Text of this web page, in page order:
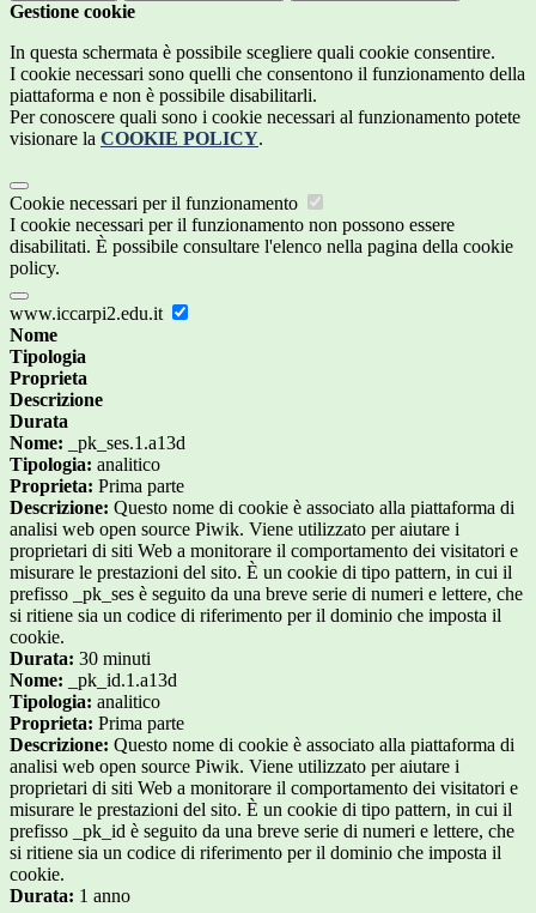
Gestione cookie
In questa schermata è possibile scegliere quali cookie consentire.
I cookie necessari sono quelli che consentono il funzionamento della
piattaforma e non è possibile disabilitarli.
Per conoscere quali sono i cookie necessari al funzionamento potete
visionare la COOKIE POLICY.
Cookie necessari per il funzionamento
I cookie necessari per il funzionamento non possono essere
disabilitati. È possibile consultare l'elenco nella pagina della cookie
policy.
www.iccarpi2.edu.it
Nome
Tipologia
Proprieta
Descrizione
Durata
Nome: _pk_ses.1.a13d
Tipologia: analitico
Proprieta: Prima parte
Descrizione: Questo nome di cookie è associato alla piattaforma di
analisi web open source Piwik. Viene utilizzato per aiutare i
proprietari di siti Web a monitorare il comportamento dei visitatori e
misurare le prestazioni del sito. È un cookie di tipo pattern, in cui il
prefisso _pk_ses è seguito da una breve serie di numeri e lettere, che
si ritiene sia un codice di riferimento per il dominio che imposta il
cookie.
Durata: 30 minuti
Nome: _pk_id.1.a13d
Tipologia: analitico
Proprieta: Prima parte
Descrizione: Questo nome di cookie è associato alla piattaforma di
analisi web open source Piwik. Viene utilizzato per aiutare i
proprietari di siti Web a monitorare il comportamento dei visitatori e
misurare le prestazioni del sito. È un cookie di tipo pattern, in cui il
prefisso _pk_id è seguito da una breve serie di numeri e lettere, che
si ritiene sia un codice di riferimento per il dominio che imposta il
cookie.
Durata: 1 anno